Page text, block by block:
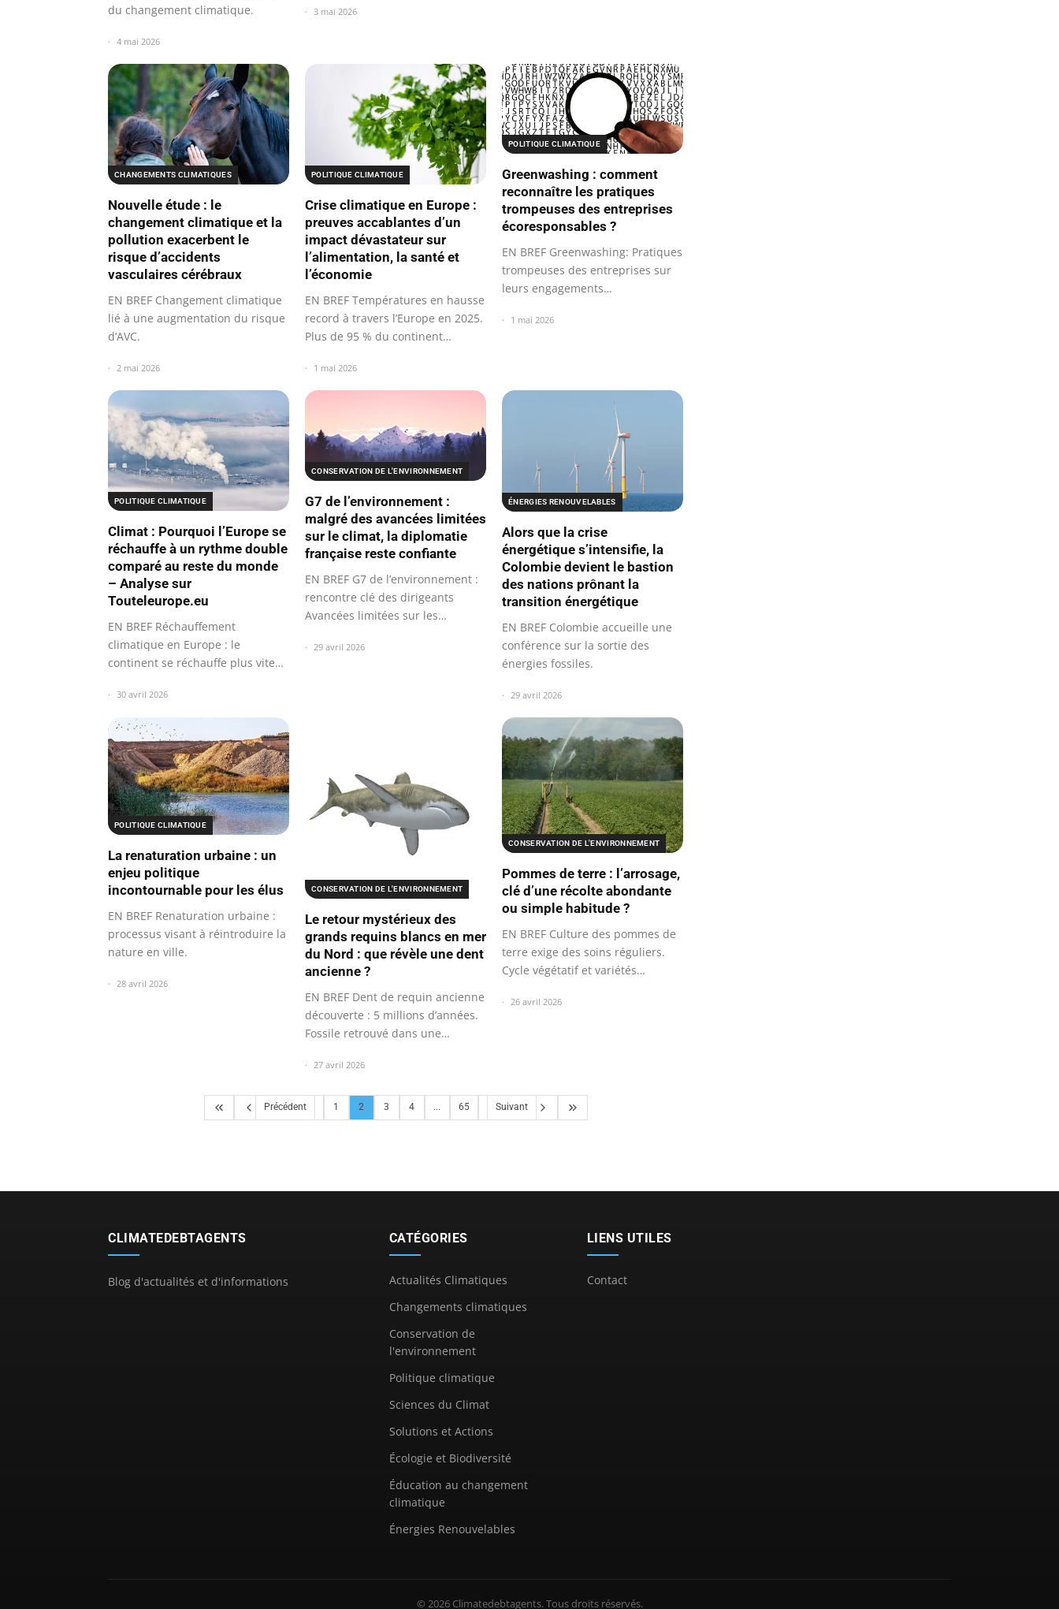
du changement climatique.
4 mai 2026
3 mai 2026
CHANGEMENTS CLIMATIQUES
Nouvelle étude : le
changement climatique et la
pollution exacerbent le
risque d’accidents
vasculaires cérébraux
EN BREF Changement climatique
lié à une augmentation du risque
d’AVC.
2 mai 2026
POLITIQUE CLIMATIQUE
Crise climatique en Europe :
preuves accablantes d’un
impact dévastateur sur
l’alimentation, la santé et
l’économie
EN BREF Températures en hausse
record à travers l’Europe en 2025.
Plus de 95 % du continent
1 mai 2026
POLITIQUE CLIMATIQUE
Greenwashing : comment
reconnaître les pratiques
trompeuses des entreprises
écoresponsables ?
EN BREF Greenwashing: Pratiques
trompeuses des entreprises sur
leurs engagements
1 mai 2026
POLITIQUE CLIMATIQUE
Climat : Pourquoi l’Europe se
réchauffe à un rythme double
comparé au reste du monde
– Analyse sur
Touteleurope.eu
EN BREF Réchauffement
climatique en Europe : le
continent se réchauffe plus vite
30 avril 2026
CONSERVATION DE L'ENVIRONNEMENT
G7 de l’environnement :
malgré des avancées limitées
sur le climat, la diplomatie
française reste confiante
EN BREF G7 de l’environnement :
rencontre clé des dirigeants
Avancées limitées sur les
29 avril 2026
ÉNERGIES RENOUVELABLES
Alors que la crise
énergétique s’intensifie, la
Colombie devient le bastion
des nations prônant la
transition énergétique
EN BREF Colombie accueille une
conférence sur la sortie des
énergies fossiles.
29 avril 2026
POLITIQUE CLIMATIQUE
La renaturation urbaine : un
enjeu politique
incontournable pour les élus
EN BREF Renaturation urbaine :
processus visant à réintroduire la
nature en ville.
28 avril 2026
CONSERVATION DE L'ENVIRONNEMENT
Le retour mystérieux des
grands requins blancs en mer
du Nord : que révèle une dent
ancienne ?
EN BREF Dent de requin ancienne
découverte : 5 millions d’années.
Fossile retrouvé dans une…
27 avril 2026
CONSERVATION DE L'ENVIRONNEMENT
Pommes de terre : l’arrosage,
clé d’une récolte abondante
ou simple habitude ?
EN BREF Culture des pommes de
terre exige des soins réguliers.
Cycle végétatif et variétés…
26 avril 2026
Précédent 1 2 3 4 ... 65 Suivant
CLIMATEDEBTAGENTS
Blog d'actualités et d'informations
CATÉGORIES
Actualités Climatiques
Changements climatiques
Conservation de
l'environnement
Politique climatique
Sciences du Climat
Solutions et Actions
Écologie et Biodiversité
Éducation au changement
climatique
Énergies Renouvelables
LIENS UTILES
Contact
© 2026 Climatedebtagents. Tous droits réservés.